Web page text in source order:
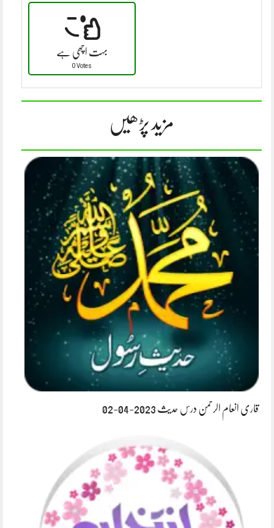
بہت اچھی ہے
0 Votes
مزید پڑھیں
قاری انعام الرحمن درس حدیث 2023-04-02